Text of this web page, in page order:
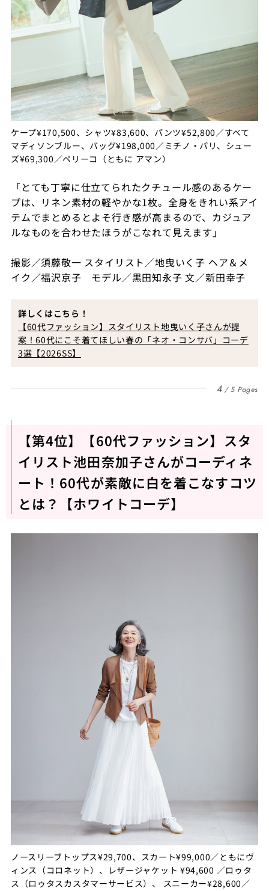
ケープ¥170,500、シャツ¥83,600、パンツ¥52,800／すべて
マディソンブルー、バッグ¥198,000／ミチノ・パリ、シュー
ズ¥69,300／ペリーコ（ともに アマン）
「とても丁寧に仕立てられたクチュール感のあるケー
プは、リネン素材の軽やかな1枚。全身をきれい系アイ
テムでまとめるとよそ行き感が高まるので、カジュア
ルなものを合わせたほうがこなれて見えます」
撮影／須藤敬一 スタイリスト／地曳いく子 ヘア＆メ
イク／福沢京子 モデル／黒田知永子 文／新田幸子
詳しくはこちら！
【60代ファッション】スタイリスト地曳いく子さんが提
案！60代にこそ着てほしい春の「ネオ・コンサバ」コーデ
3選【2026SS】
4 5 Pages
【第4位】【60代ファッション】スタ
イリスト池田奈加子さんがコーディネ
ート！60代が素敵に白を着こなすコツ
とは？【ホワイトコーデ】
ノースリーブトップス¥29,700、スカート¥99,000／ともにヴ
ィンス（コロネット）、レザージャケット ¥94,600 ／ロゥタ
ス（ロゥタスカスタマーサービス）、 スニーカー¥28,600／